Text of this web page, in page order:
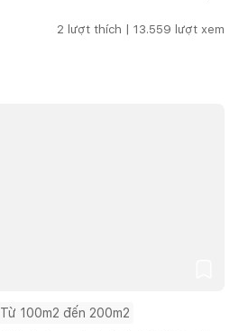
2 lượt thích | 13.559 lượt xem
Từ 100m2 đến 200m2